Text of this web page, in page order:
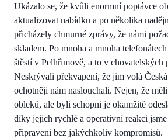
Ukázalo se, že kvůli enormní poptávce
aktualizovat nabídku a po několika
přicházely chmurné zprávy, že námi
skladem. Po mnoha a mnoha
štěstí v Pelhřimově, a to v chovatelských
Neskrývali překvapení, že jim volá
ochotněji nám naslouchali. Nejen, že
obleků, ale byli schopni je okamžitě
díky jejich rychlé a operativní reakci
připraveni bez jakýchkoliv kompromisů.